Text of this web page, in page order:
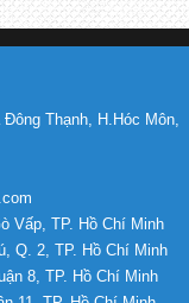
Thạnh, H.Hóc Môn,
Vấp, TP. Hồ Chí Minh
Q. 2, TP. Hồ Chí Minh
8, TP. Hồ Chí Minh